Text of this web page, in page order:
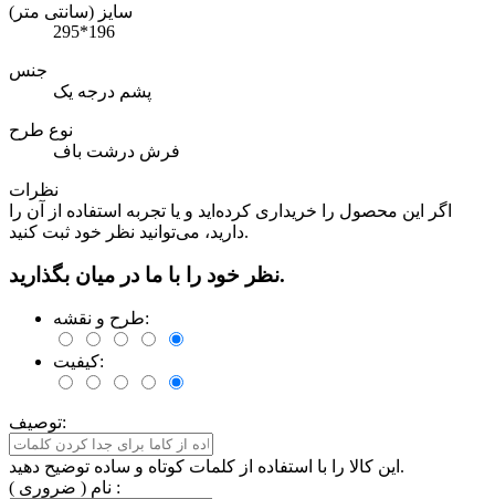
سایز (سانتی متر)
295*196
جنس
پشم درجه یک
نوع طرح
فرش درشت باف
نظرات
اگر این محصول را خریداری کرده‌اید و یا تجربه استفاده از آن را
دارید، می‌توانید نظر خود ثبت کنید.
نظر خود را با ما در میان بگذارید.
طرح و نقشه:
کیفیت:
توصیف:
این کالا را با استفاده از کلمات کوتاه و ساده توضیح دهید.
نام ( ضروری ) :